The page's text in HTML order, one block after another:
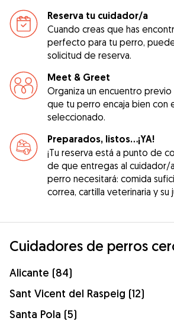
Reserva tu cuidador/a
Cuando creas que has
perfecto para tu perro,
solicitud de reserva.
Meet & Greet
Organiza un encuentro
que tu perro encaja bien con
seleccionado.
Preparados, listos...¡YA!
¡Tu reserva está a punto de
de que entregas al
perro necesitará: comida
correa, cartilla veterinaria y
Cuidadores de perros
Alicante (84)
Sant Vicent del Raspeig (12)
Santa Pola (5)